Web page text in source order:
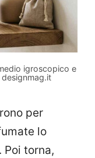
igroscopico e
per
lo
Poi torna,